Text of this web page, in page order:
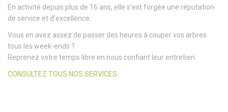
En activité depuis plus de 16 ans, elle s’est forgée une réputation
de service et d’excellence.
Vous en avez assez de passer des heures à couper vos arbres
tous les week-ends ?
Reprenez votre temps libre en nous confiant leur entretien.
CONSULTEZ TOUS NOS SERVICES